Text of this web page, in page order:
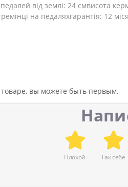
від землі: 24 смвисота
на педаляхгарантія: 12
вы можете быть первым.
Плохой Так себе